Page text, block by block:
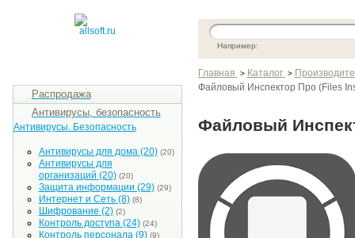
Например:
Главная > Каталог >
Файловый Инспектор Про (Files
Файловый
Распродажа
Антивирусы, безопасность
Антивирусы. Безопасность
Антивирусы для дома(20) (20)
Антивирусы для
организаций (20) (20)
Защита информации (29) (29)
Интернет и Сеть(8) (8)
Шифрование (2) (2)
Контроль доступа(24) (24)
Контроль персонала(9) (9)